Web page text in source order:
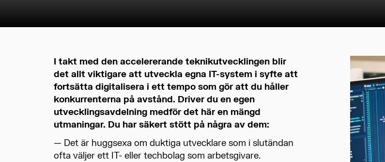
I takt med den accelererande teknikutvecklingen blir
det allt viktigare att utveckla egna IT-system i syfte att
fortsätta digitalisera i ett tempo som gör att du håller
konkurrenterna på avstånd. Driver du en egen
utvecklingsavdelning medför det här en mängd
utmaningar. Du har säkert stött på några av dem:
— Det är huggsexa om duktiga utvecklare som i slutändan
ofta väljer ett IT- eller techbolag som arbetsgivare.